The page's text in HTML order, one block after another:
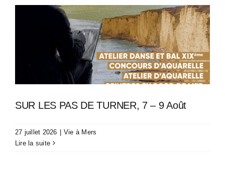
SUR LES PAS DE TURNER, 7 – 9 Août
27 juillet 2026 | Vie à Mers
Lire la suite